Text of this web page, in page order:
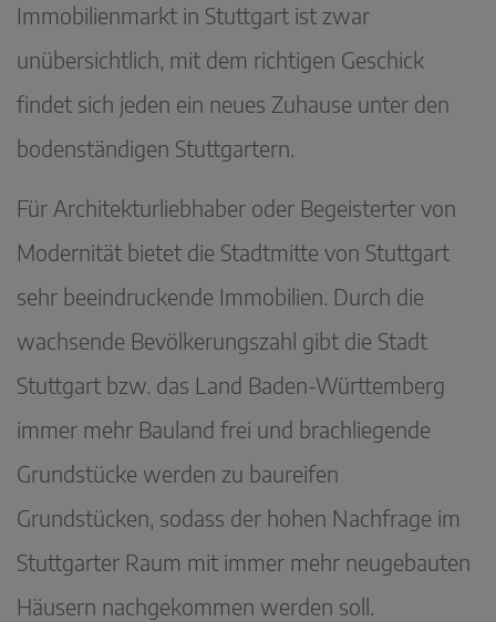
Immobilienmarkt in Stuttgart ist zwar
unübersichtlich, mit dem richtigen Geschick
findet sich jeden ein neues Zuhause unter den
bodenständigen Stuttgartern.
Für Architekturliebhaber oder Begeisterter von
Modernität bietet die Stadtmitte von Stuttgart
sehr beeindruckende Immobilien. Durch die
wachsende Bevölkerungszahl gibt die Stadt
Stuttgart bzw. das Land Baden-Württemberg
immer mehr Bauland frei und brachliegende
Grundstücke werden zu baureifen
Grundstücken, sodass der hohen Nachfrage im
Stuttgarter Raum mit immer mehr neugebauten
Häusern nachgekommen werden soll.